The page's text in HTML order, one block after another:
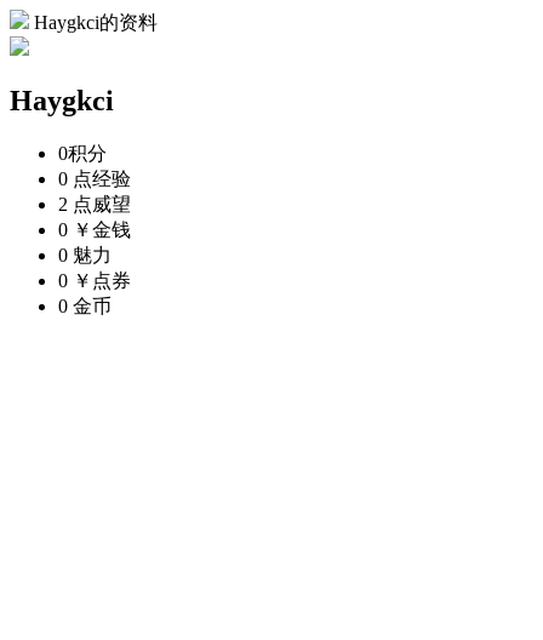
Haygkci的资料
Haygkci
0积分
0 点经验
2 点威望
0 ￥金钱
0 魅力
0 ￥ 点券
0 金币